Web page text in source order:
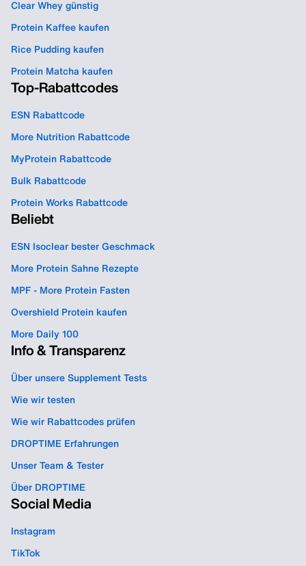
Clear Whey günstig
Protein Kaffee kaufen
Rice Pudding kaufen
Protein Matcha kaufen
Top-Rabattcodes
ESN Rabattcode
More Nutrition Rabattcode
MyProtein Rabattcode
Bulk Rabattcode
Protein Works Rabattcode
Beliebt
ESN Isoclear bester Geschmack
More Protein Sahne Rezepte
MPF - More Protein Fasten
Overshield Protein kaufen
More Daily 100
Info & Transparenz
Über unsere Supplement Tests
Wie wir testen
Wie wir Rabattcodes prüfen
DROPTIME Erfahrungen
Unser Team & Tester
Über DROPTIME
Social Media
Instagram
TikTok